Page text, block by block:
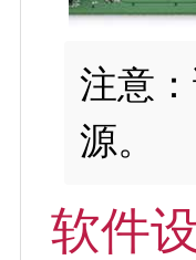
注意
软件